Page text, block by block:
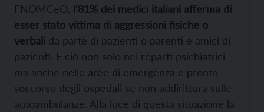
FNOMCeO, l’81% dei medici italiani afferma di
esser stato vittima di aggressioni fisiche o
verbali da parte di pazienti o parenti e amici di
pazienti. E ciò non solo nei reparti psichiatrici
ma anche nelle aree di emergenza e pronto
soccorso degli ospedali se non addirittura sulle
autoambulanze. Alla luce di questa situazione la